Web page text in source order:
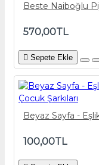
570,00TL
Sepete Ekle
100,00TL